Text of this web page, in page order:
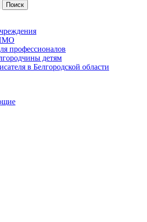
профессионалов
детям
в Белгородской области